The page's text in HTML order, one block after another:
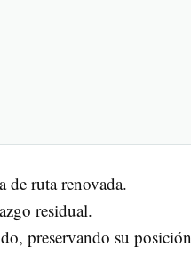
de ruta renovada.
residual.
preservando su